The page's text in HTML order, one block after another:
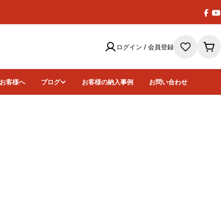
ログイン / 会員登録
カ
ト
客様へ
ブログ お客様の納入事例 お問い合わせ